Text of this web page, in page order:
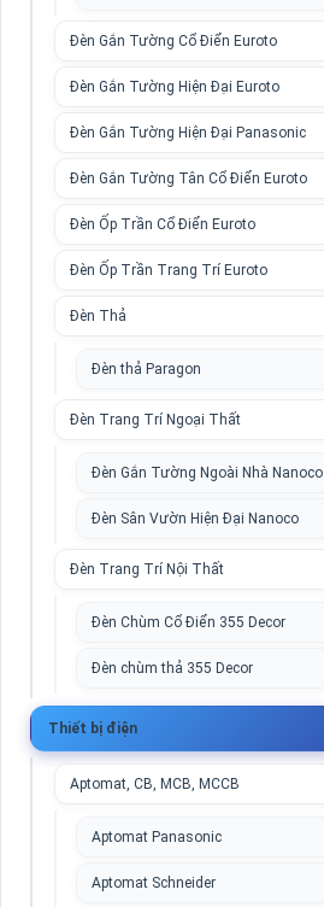
Đèn Gắn Tường Cổ Điển Euroto
Đèn Gắn Tường Hiện Đại Euroto
Đèn Gắn Tường Hiện Đại Panasonic
Đèn Gắn Tường Tân Cổ Điển Euroto
Đèn Ốp Trần Cổ Điển Euroto
Đèn Ốp Trần Trang Trí Euroto
Đèn Thả
Đèn thả Paragon
Đèn Trang Trí Ngoại Thất
Đèn Gắn Tường Ngoài Nhà Nanoco
Đèn Sân Vườn Hiện Đại Nanoco
Đèn Trang Trí Nội Thất
Đèn Chùm Cổ Điển 355 Decor
Đèn chùm thả 355 Decor
Thiết bị điện
Aptomat, CB, MCB, MCCB
Aptomat Panasonic
Aptomat Schneider